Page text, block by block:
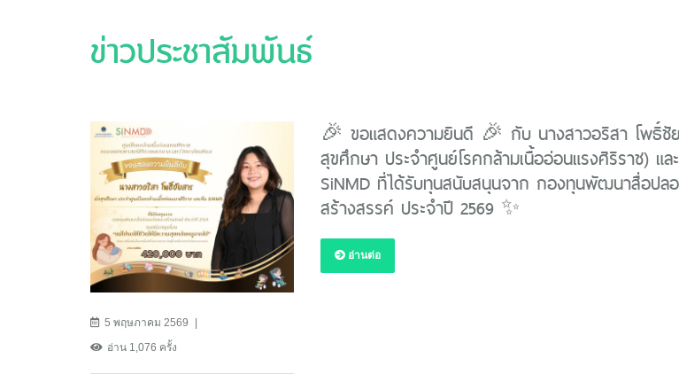
ข่าวประชาสัมพันธ์
5 พฤษภาคม 2569
อ่าน 1,076 ครั้ง
🎉 ขอแสดงความยินดี 🎉 กับ นางสาวอริสา โพธิ์ชั
สุขศึกษา ประจำศูนย์โรคกล้ามเนื้ออ่อนแรงศิริราช) แล
SiNMD ที่ได้รับทุนสนับสนุนจาก กองทุนพัฒนาสื่อปล
สร้างสรรค์ ประจำปี 2569 ✨
อ่านต่อ